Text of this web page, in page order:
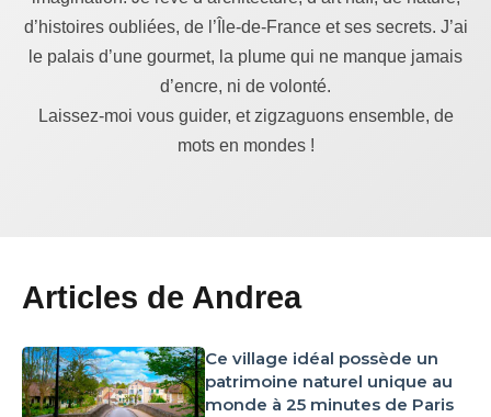
d’histoires oubliées, de l’Île-de-France et ses secrets. J’ai
le palais d’une gourmet, la plume qui ne manque jamais
d’encre, ni de volonté.
Laissez-moi vous guider, et zigzaguons ensemble, de
mots en mondes !
Articles de Andrea
Ce village idéal possède un
patrimoine naturel unique au
monde à 25 minutes de Paris